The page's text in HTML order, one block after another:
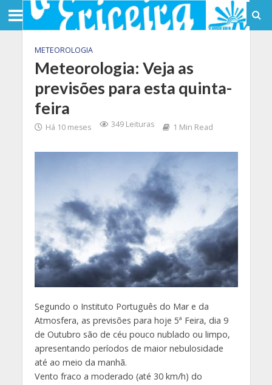
METEOROLOGIA
Meteorologia: Veja as
previsões para esta quinta-
feira
Há 10 meses 349 Leituras 1 Min Read
Segundo o Instituto Português do Mar e da
Atmosfera, as previsões para hoje 5ª Feira, dia 9
de Outubro são de céu pouco nublado ou limpo,
apresentando períodos de maior nebulosidade
até ao meio da manhã.
Vento fraco a moderado (até 30 km/h) do